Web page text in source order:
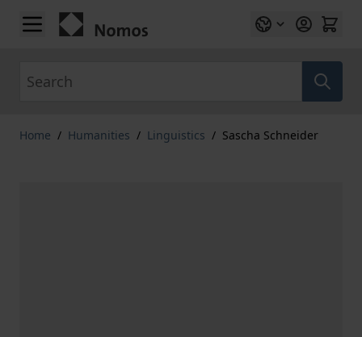
Skip to Content
Home / Humanities / Linguistics / Sascha Schneider